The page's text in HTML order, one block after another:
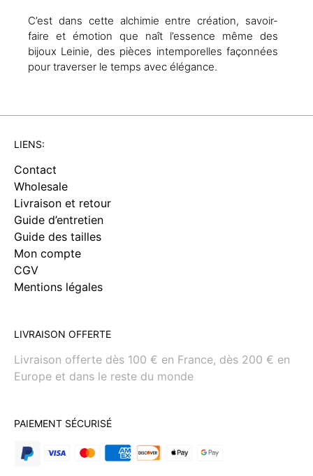
C’est dans cette alchimie entre création, savoir-
faire et émotion que naît l’essence même des
bijoux Leinie, des pièces intemporelles façonnées
pour traverser le temps avec élégance.
LIENS:
Contact
Wholesale
Livraison et retour
Guide d’entretien
Guide des tailles
Mon compte
CGV
Mentions légales
LIVRAISON OFFERTE
Livraison offerte dès 100 € en France, dès 200 € en
Europe et dans le reste du monde
PAIEMENT SÉCURISÉ